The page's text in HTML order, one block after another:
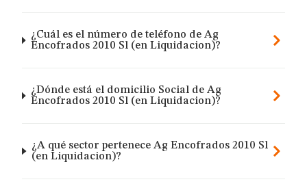
¿Cuál es el número de teléfono de Ag
Encofrados 2010 Sl (en Liquidacion)?
¿Dónde está el domicilio Social de Ag
Encofrados 2010 Sl (en Liquidacion)?
¿A qué sector pertenece Ag Encofrados 2010 Sl
(en Liquidacion)?